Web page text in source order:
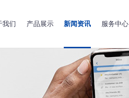
我们 产品展示 新闻资讯 服务中心